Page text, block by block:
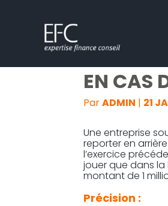
Aller
au
PAS DE
EN CAS
ParADMIN | 21
Une entreprise
reporter en
l’exercice
jouer que dans
montant de 1
Précision :